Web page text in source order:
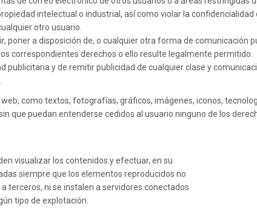
intelectual o industrial, así como violar la confidencialidad
otro usuario.
poner a disposición de, o cualquier otra forma de
correspondientes derechos o ello resulte legalmente permitido.
publicitaria y de remitir publicidad de cualquier clase y
como textos, fotografías, gráficos, imágenes, iconos,
que puedan entenderse cedidos al usuario ninguno de los
visualizar los contenidos y efectuar, en su
siempre que los elementos reproducidos no
terceros, ni se instalen a servidores conectados
tipo de explotación.